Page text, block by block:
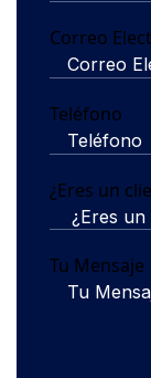
Correo
Teléfono
¿Eres un
Tu Mensaje